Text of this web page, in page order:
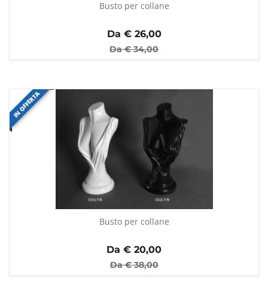
Busto per collane
Da €26,00
Da €34,00
IN OFFERTA
Busto per collane
Da € 20,00
Da €38,00